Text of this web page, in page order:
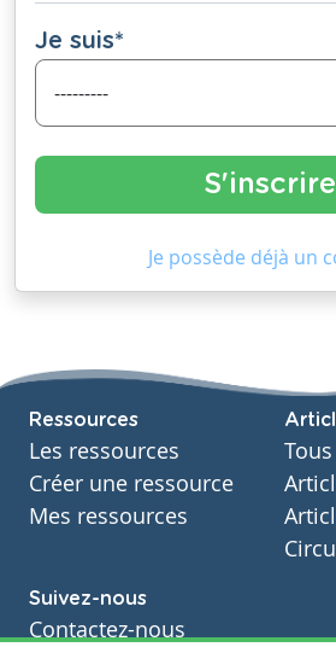
Je suis*
Je possède déjà un
Ressources
Les ressources
Créer une ressource
Mes ressources
Suivez-nous
Contactez-nous